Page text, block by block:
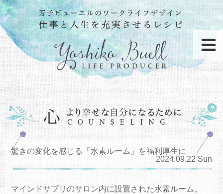
驚きの変化を感じる「水素ルーム」を福利厚生に
2024.09.22 Sun
マインドサプリのサロン内に設置された水素ルーム。